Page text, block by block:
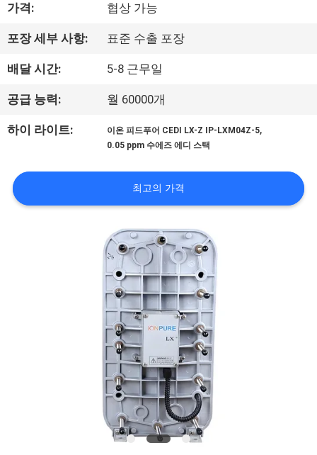
여
공
장
여
품
가격: 협상 가능
포장 세부 사항: 표준 수출 포장
배달 시간: 5-8 근무일
공급 능력: 월 60000개
하이 라이트: 이온 피드푸어 CEDI LX-Z IP-LXM04Z-5,
0.05 ppm 수에즈 에디 스택
최고의 가격